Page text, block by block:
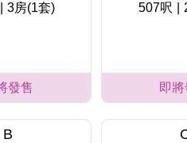
3房(1套)
發售
507呎
即
B